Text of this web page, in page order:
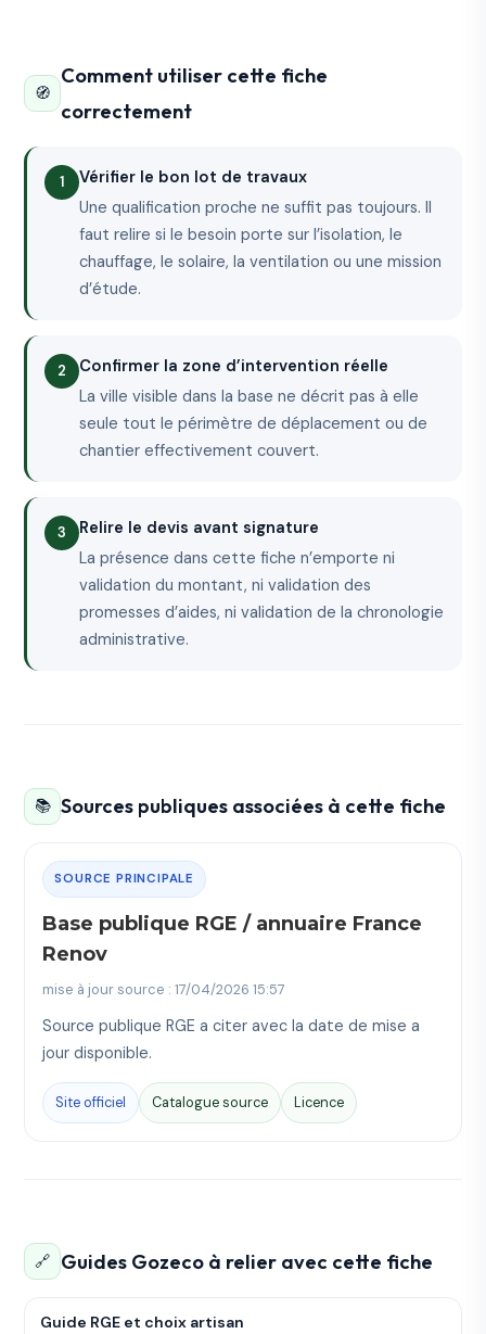
🧭
Comment utiliser cette fiche
correctement
Vérifier le bon lot de travaux
Une qualification proche ne suffit pas toujours. Il
faut relire si le besoin porte sur l’isolation, le
chauffage, le solaire, la ventilation ou une mission
d’étude.
Confirmer la zone d’intervention réelle
La ville visible dans la base ne décrit pas à elle
seule tout le périmètre de déplacement ou de
chantier effectivement couvert.
Relire le devis avant signature
La présence dans cette fiche n’emporte ni
validation du montant, ni validation des
promesses d’aides, ni validation de la chronologie
administrative.
📚 Sources publiques associées à cette fiche
SOURCE PRINCIPALE
Base publique RGE / annuaire France
Renov
mise à jour source : 17/04/2026 15:57
Source publique RGE a citer avec la date de mise a
jour disponible.
Site officiel Catalogue source Licence
🔗 Guides Gozeco à relier avec cette fiche
Guide RGE et choix artisan